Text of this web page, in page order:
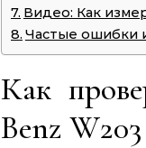
Видео: Как
Частые ошибки
Как
Benz W203